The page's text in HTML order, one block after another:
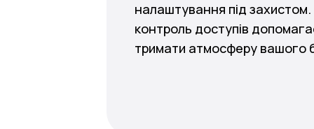
налаштування під
контроль доступів
тримати атмосферу вашого